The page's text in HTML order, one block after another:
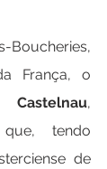
Boucheries,
,
tendo
de